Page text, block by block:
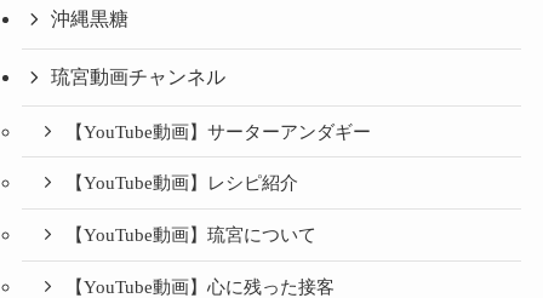
沖縄黒糖
琉宮動画チャンネル
【YouTube動画】サーターアンダギー
【YouTube動画】レシピ紹介
【YouTube動画】琉宮について
【YouTube動画】心に残った接客